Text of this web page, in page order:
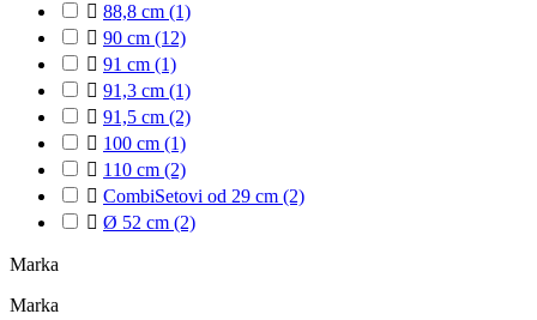
 88,8 cm (1)
 90 cm (12)
 91 cm (1)
 91,3 cm (1)
 91,5 cm (2)
 100 cm (1)
 110 cm (2)
 CombiSetovi od 29 cm (2)
 Ø 52 cm (2)
Marka
Marka